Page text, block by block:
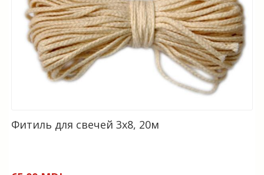
Фитиль для свечей 3х8, 20м